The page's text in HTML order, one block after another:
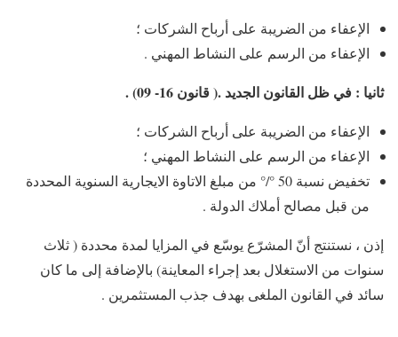
الإعفاء من الضريبة على أرباح الشركات ؛
الإعفاء من الرسم على النشاط المهني .
ثانيا : في ظل القانون الجديد .( قانون 16- 09) .
الإعفاء من الضريبة على أرباح الشركات ؛
الإعفاء من الرسم على النشاط المهني ؛
تخفيض نسبة 50 °/° من مبلغ الاتاوة الايجارية السنوية المحددة
من قبل مصالح أملاك الدولة .
إذن ، نستنتج أنّ المشرّع يوسّع في المزايا لمدة محددة ( ثلاث
سنوات من الاستغلال بعد إجراء المعاينة) بالإضافة إلى ما كان
سائد في القانون الملغى بهدف جذب المستثمرين .